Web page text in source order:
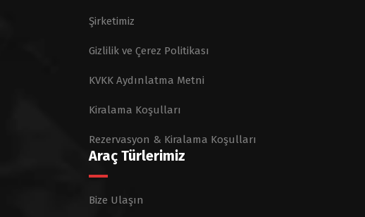
Şirketimiz
Gizlilik ve Çerez Politikası
KVKK Aydınlatma Metni
Kiralama Koşulları
Rezervasyon & Kiralama Koşulları
Araç Türlerimiz
Bize Ulaşın